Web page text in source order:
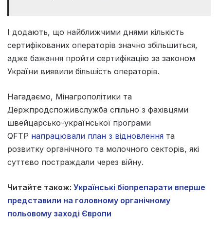
І додають, що найближчими днями кількість
сертифікованих операторів значно збільшиться,
адже бажання пройти сертифікацію за законом
України виявили більшість операторів.
Нагадаємо, Мінагрополітики та
Держпродспоживслужба спільно з фахівцями
швейцарсько-української програми
QFTP напрацювали план з відновлення та
розвитку органічного та молочного секторів, які
суттєво постраждали через війну.
Читайте також: Українські біопрепарати вперше
представили на головному органічному
польовому заході Європи